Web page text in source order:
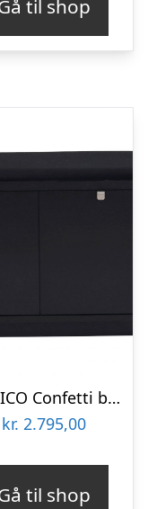
til shop
ROWICO Confetti bænk – sort eg/sort stofhynde, m. 2 skuffer
kr. 2.795,00
til shop